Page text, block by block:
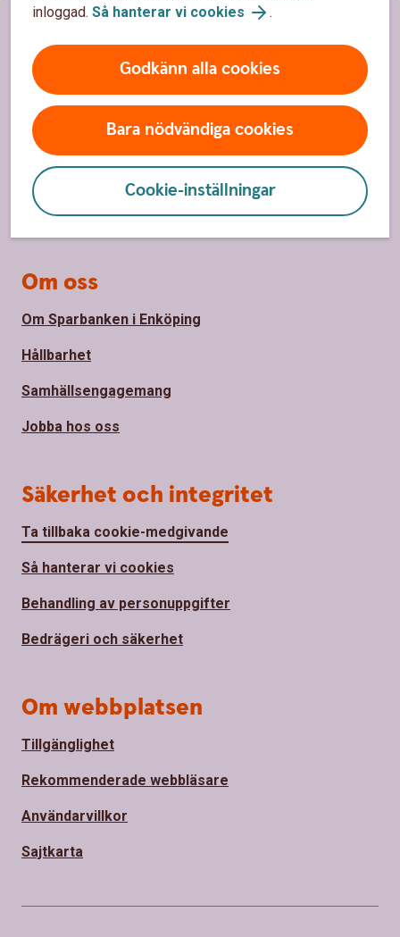
inloggad. Så hanterar vi cookies .
Godkänn alla cookies
Bara nödvändiga cookies
Cookie-inställningar
Sidfot
Kundservice
Spärrhjälp 08-411 10 11
Hitta bankkontor
Bli kund
Priser, räntor och kurser
Om oss
Om Sparbanken i Enköping
Hållbarhet
Samhällsengagemang
Jobba hos oss
Säkerhet och integritet
Ta tillbaka cookie-medgivande
Så hanterar vi cookies
Behandling av personuppgifter
Bedrägeri och säkerhet
Om webbplatsen
Tillgänglighet
Rekommenderade webbläsare
Användarvillkor
Sajtkarta